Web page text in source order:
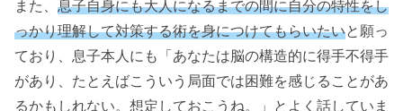
また、 息子自身にも大人になるまでの間に自分の特性をし
っかり理解して対策する術を身につけてもらいたいと願っ
ており、息子本人にも「あなたは脳の構造的に得手不得手
があり、たとえばこういう局面では困難を感じることがあ
るかもしれない。想定しておこうね。」とよく話していま